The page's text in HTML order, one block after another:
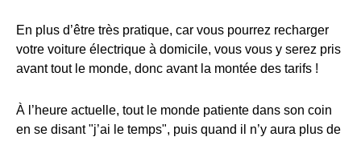
En plus d’être très pratique, car vous pourrez recharger
votre voiture électrique à domicile, vous vous y serez pris
avant tout le monde, donc avant la montée des tarifs !
À l’heure actuelle, tout le monde patiente dans son coin
en se disant "j’ai le temps", puis quand il n’y aura plus de